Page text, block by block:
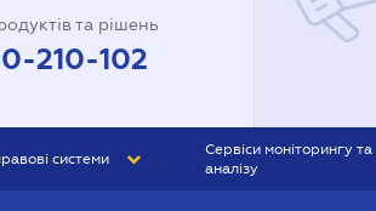
та рішень
210-102
системи
Сервіси моніторингу та
аналізу